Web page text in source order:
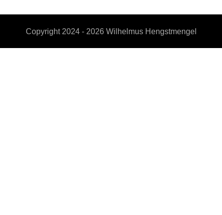
Copyright 2024 - 2026 Wilhelmus Hengstmengel